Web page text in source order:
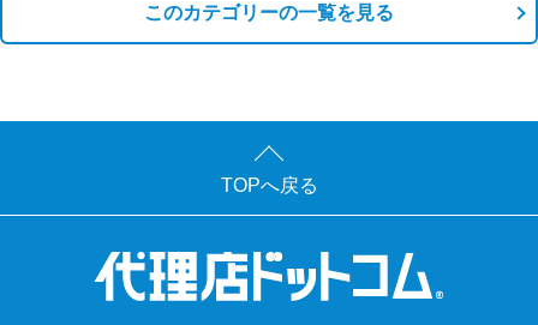
このカテゴリーの一覧を見る
TOPへ戻る